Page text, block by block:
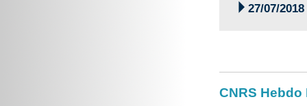
 27/07/2018
CNRS